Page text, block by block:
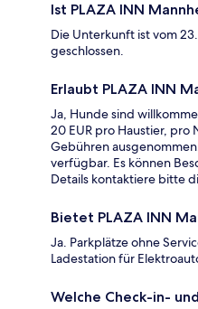
Ist PLAZA INN
Die Unterkunft ist vom
geschlossen.
Erlaubt PLAZA INN
Ja, Hunde sind
20 EUR pro Haustier, pro
Gebühren
verfügbar. Es können
Details kontaktiere bitte
Bietet PLAZA INN
Ja. Parkplätze ohne
Ladestation für
Welche Check-in-